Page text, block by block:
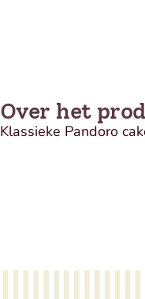
Over het
Klassieke Pandoro